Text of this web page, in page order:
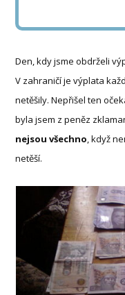
Den, kdy jsme obdrželi
V zahraničí je výplata
netěšily. Nepřišel ten
byla jsem z peněz
nejsou všechno, když
netěší.